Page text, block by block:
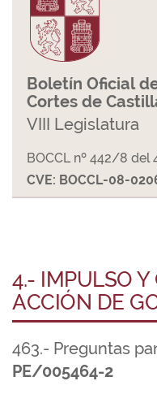
Boletín Oficial
Cortes de
VIII Legislatura
BOCCL nº 442/8
CVE: BOCCL-08-
4.- IMPULSO
ACCIÓN DE
463.- Preguntas
PE/005464-2